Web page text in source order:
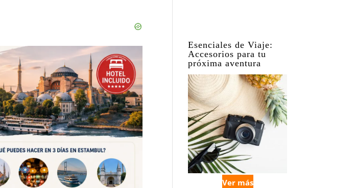
Esenciales de Viaje:
Accesorios para tu
próxima aventura
Ver más